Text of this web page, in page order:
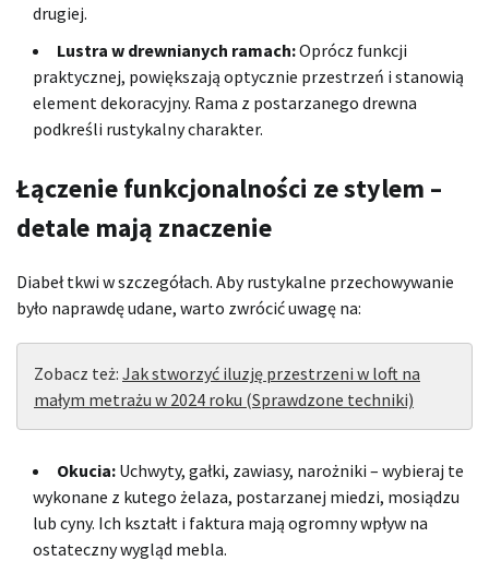
drugiej.
Lustra w drewnianych ramach:Oprócz funkcji
praktycznej, powiększają optycznie przestrzeń i stanowią
element dekoracyjny. Rama z postarzanego drewna
podkreśli rustykalny charakter.
Łączenie funkcjonalności ze stylem –
detale mają znaczenie
Diabeł tkwi w szczegółach. Aby rustykalne przechowywanie
było naprawdę udane, warto zwrócić uwagę na:
Zobacz też: Jak stworzyć iluzję przestrzeni w loft na
małym metrażu w 2024 roku (Sprawdzone techniki)
Okucia: Uchwyty, gałki, zawiasy, narożniki – wybieraj te
wykonane z kutego żelaza, postarzanej miedzi, mosiądzu
lub cyny. Ich kształt i faktura mają ogromny wpływ na
ostateczny wygląd mebla.